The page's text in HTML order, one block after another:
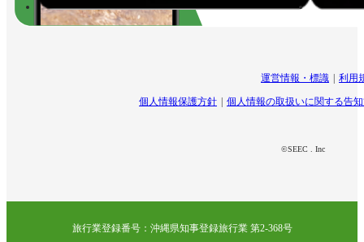
運営情報・標識 利用
個人情報保護方針 個人情報の取扱いに関する告
©SEEC . Inc
旅行業登録番号：沖縄県知事登録旅行業 第2-368号